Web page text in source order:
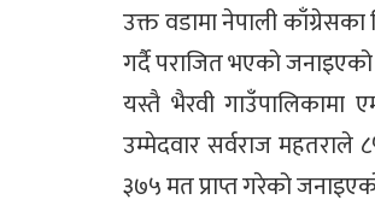
उक्त वडामा नेपाली
गर्दै पराजित भएको
यस्तै भैरवी गाउँपालिकामा
उम्मेदवार सर्वराज महतराले
३७५ मत प्राप्त गरेको